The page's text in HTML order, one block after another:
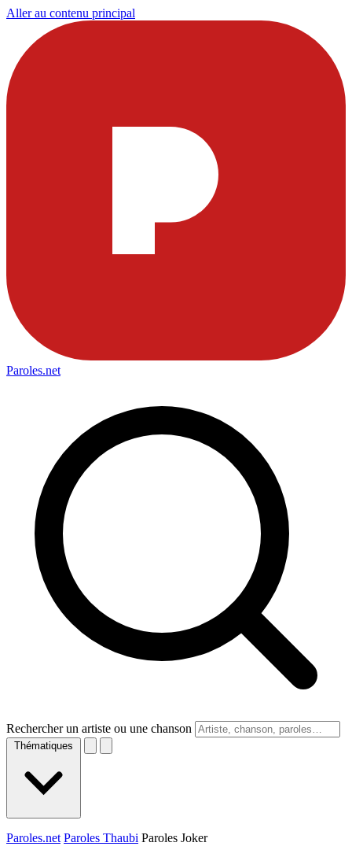
Aller au contenu principal
Paroles.net
Rechercher un artiste ou une chanson
Thématiques
Paroles.net Paroles Thaubi Paroles Joker